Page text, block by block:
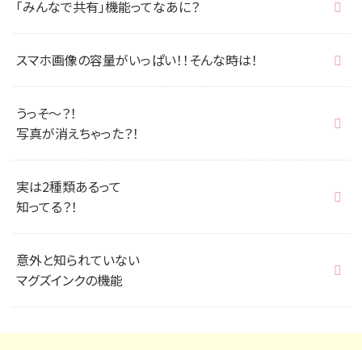
「みんなで共有」機能ってなあに？
スマホ画像の容量がいっぱい！！そんな時は！
うっそ～？！
写真が消えちゃった？！
実は2種類あるって
知ってる？！
意外と知られていない
マグズインクの機能